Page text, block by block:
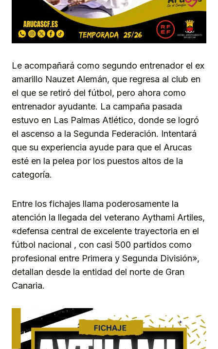
Le acompañará como segundo entrenador el ex
amarillo Nauzet Alemán, que regresa al club en
el que se retiró del fútbol, pero ahora como
entrenador ayudante. La campaña pasada
estuvo en Las Palmas Atlético, donde se logró
el ascenso a la Segunda Federación. Intentará
que su experiencia ayude para que el Arucas
esté en la pelea por los puestos altos de la
categoría.
Entre los fichajes llama poderosamente la
atención la llegada del veterano Aythami Artiles,
«defensa central de excelente trayectoria en el
fútbol nacional , con casi 500 partidos como
profesional entre Primera y Segunda División»,
detallan desde la entidad del norte de Gran
Canaria.